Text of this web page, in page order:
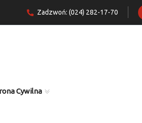
Zadzwoń: (024) 282-17-70
Cywilna